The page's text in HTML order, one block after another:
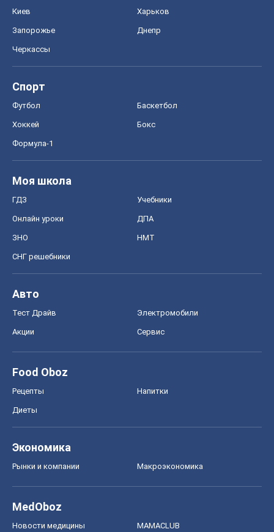
Киев Харьков
Запорожье Днепр
Черкассы
Спорт
Футбол Баскетбол
Хоккей Бокс
Формула-1
Моя школа
ГДЗ Учебники
Онлайн уроки ДПА
ЗНО НМТ
СНГ решебники
Авто
Тест Драйв Электромобили
Акции Сервис
Food Oboz
Рецепты Напитки
Диеты
Экономика
Рынки и компании Mакроэкономика
MedOboz
Новости медицины MAMACLUB